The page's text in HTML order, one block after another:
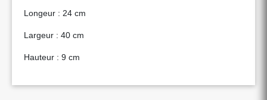
Longeur : 24 cm
Largeur : 40 cm
Hauteur : 9 cm